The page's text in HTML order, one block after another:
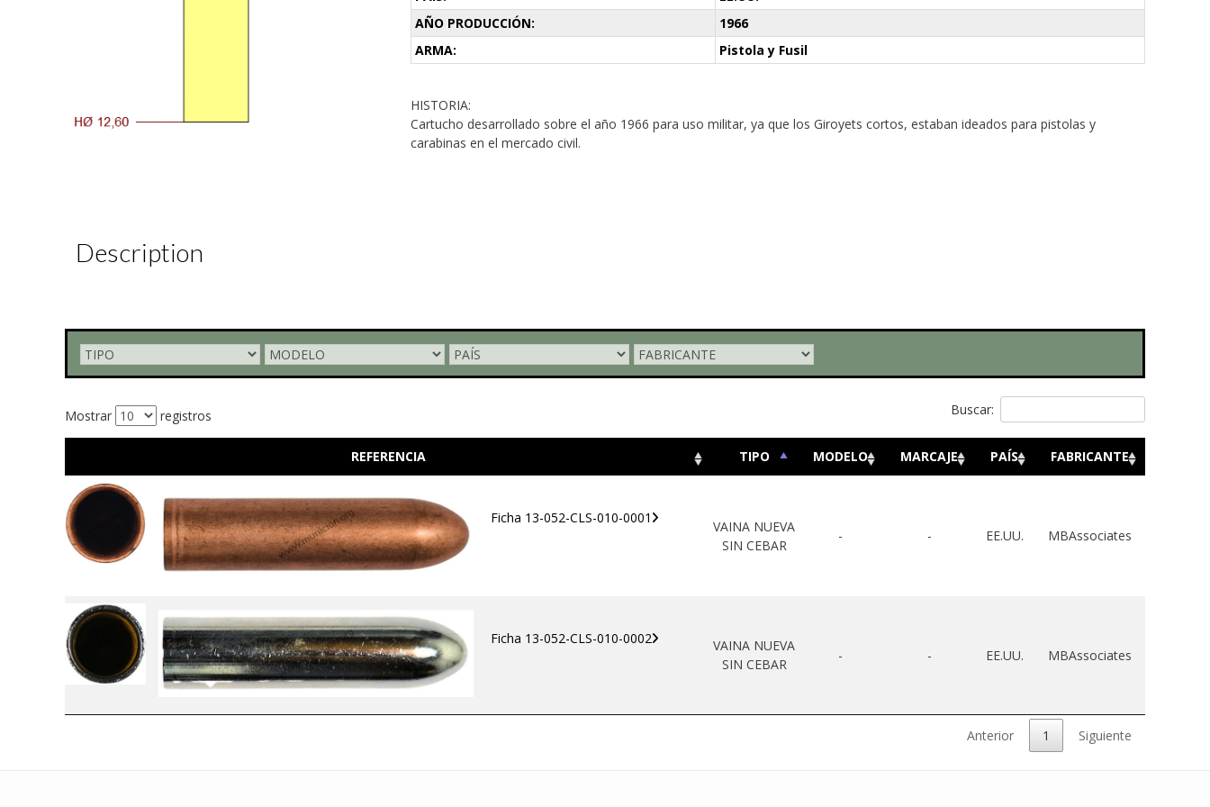
AÑO PRODUCCIÓN:
1966
ARMA:
Pistola y Fusil
HISTORIA:
Cartucho desarrollado sobre el año 1966 para uso militar, ya que los Giroyets cortos, estaban ideados para pistolas y
carabinas en el mercado civil.
Description
Mostrar registros Buscar:
REFERENCIA TIPO MODELO MARCAJE PAÍS FABRICANTE
Ficha 13-052-CLS-010-0001
VAINA NUEVA
SIN CEBAR
- - EE.UU. MBAssociates
Ficha 13-052-CLS-010-0002
VAINA NUEVA
SIN CEBAR
- - EE.UU. MBAssociates
Anterior 1 Siguiente